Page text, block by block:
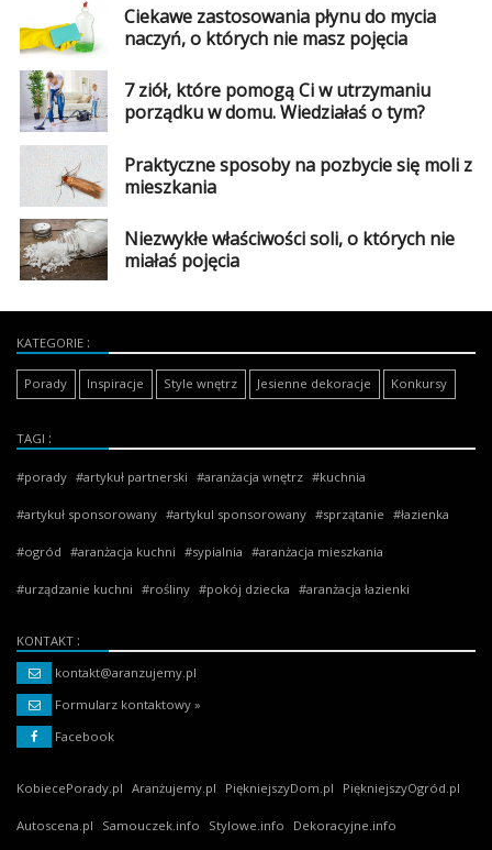
Ciekawe zastosowania płynu do mycia
naczyń, o których nie masz pojęcia
7 ziół, które pomogą Ci w utrzymaniu
porządku w domu. Wiedziałaś o tym?
Praktyczne sposoby na pozbycie się moli z
mieszkania
Niezwykłe właściwości soli, o których nie
miałaś pojęcia
KATEGORIE
Porady Inspiracje Style wnętrz Jesienne dekoracje Konkursy
TAGI
porady artykuł partnerski aranżacja wnętrz kuchnia
artykuł sponsorowany artykul sponsorowany sprzątanie łazienka
ogród aranżacja kuchni sypialnia aranżacja mieszkania
urządzanie kuchni rośliny pokój dziecka aranżacja łazienki
KONTAKT
kontakt@aranzujemy.pl
Formularz kontaktowy »
Facebook
KobiecePorady.pl Aranżujemy.pl PiękniejszyDom.pl PiękniejszyOgród.pl
Autoscena.pl Samouczek.info Stylowe.info Dekoracyjne.info